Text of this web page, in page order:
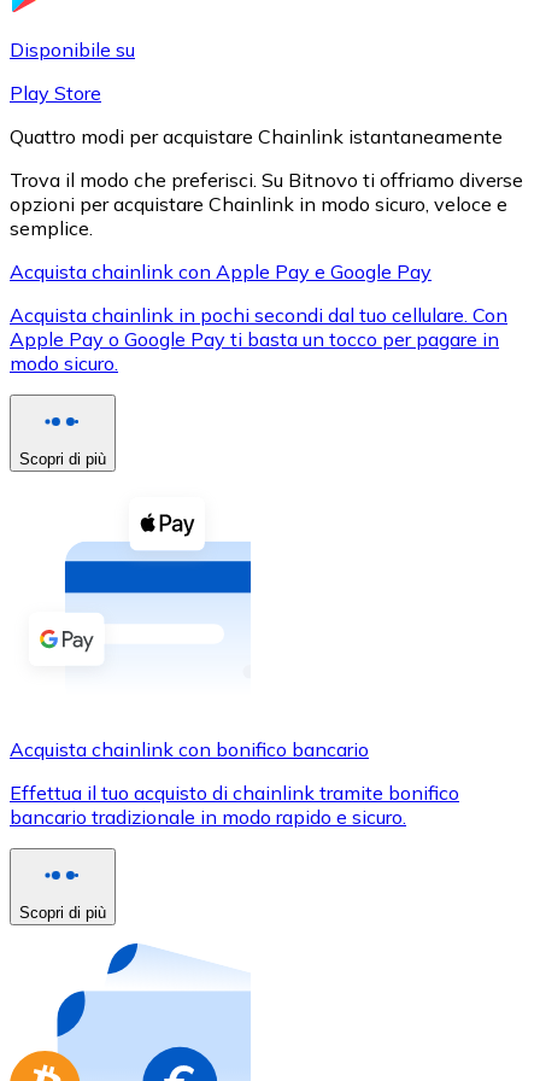
XRP
XRP
Vedi tutto
Buoni cripto
Acquista criptovalute in contanti e altri mezzi di
Acquista con contanti
Bonifico SEPA
Usa le carte Visa e Mastercard per acquistare
Acquista con carta
Acquista gift card dei tuoi marchi preferiti con
Vai al negozio di carte regalo
Disponibile su
Play Store
Quattro modi per acquistare Chainlink istantaneamente
Trova il modo che preferisci. Su Bitnovo ti offriamo diverse
opzioni per acquistare Chainlink in modo sicuro, veloce e
semplice.
Acquista chainlink con Apple Pay e Google Pay
Acquista chainlink in pochi secondi dal tuo cellulare. Con
Apple Pay o Google Pay ti basta un tocco per pagare in
modo sicuro.
Scopri di più
Acquista chainlink con bonifico bancario
Effettua il tuo acquisto di chainlink tramite bonifico
bancario tradizionale in modo rapido e sicuro.
Scopri di più